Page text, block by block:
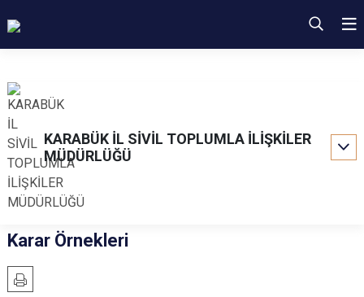
KARABÜK İL SİVİL TOPLUMLA İLİŞKİLER
MÜDÜRLÜĞÜ
Karar Örnekleri